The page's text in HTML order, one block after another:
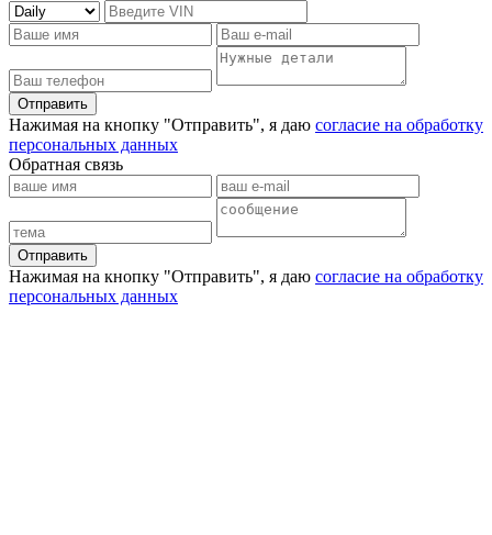
Отправить
Нажимая на кнопку "Отправить", я даю согласие на обработку
персональных данных
Обратная связь
Отправить
Нажимая на кнопку "Отправить", я даю согласие на обработку
персональных данных